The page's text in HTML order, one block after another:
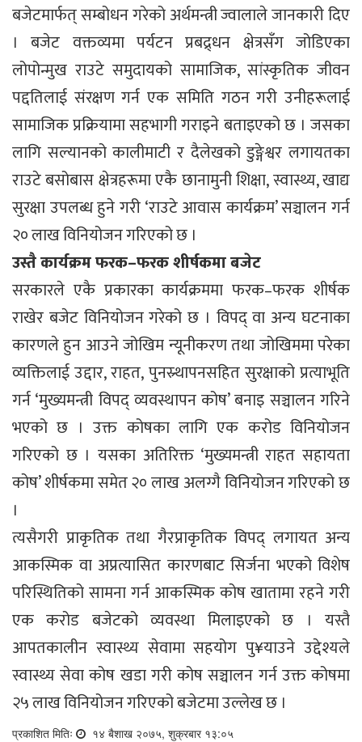
बजेटमार्फत् सम्बोधन गरेको अर्थमन्त्री ज्वालाले जानकारी दिए
। बजेट वक्तव्यमा पर्यटन प्रबद्र्धन क्षेत्रसँग जोडिएका
लोपोन्मुख राउटे समुदायको सामाजिक, सांस्कृतिक जीवन
पद्दतिलाई संरक्षण गर्न एक समिति गठन गरी उनीहरूलाई
सामाजिक प्रक्रियामा सहभागी गराइने बताइएको छ । जसका
लागि सल्यानको कालीमाटी र दैलेखको डुङ्गेश्वर लगायतका
राउटे बसोबास क्षेत्रहरूमा एकै छानामुनी शिक्षा, स्वास्थ्य, खाद्य
सुरक्षा उपलब्ध हुने गरी ‘राउटे आवास कार्यक्रम’ सञ्चालन गर्न
२० लाख विनियोजन गरिएको छ ।
उस्तै कार्यक्रम फरक–फरक शीर्षकमा बजेट
सरकारले एकै प्रकारका कार्यक्रममा फरक–फरक शीर्षक
राखेर बजेट विनियोजन गरेको छ । विपद् वा अन्य घटनाका
कारणले हुन आउने जोखिम न्यूनीकरण तथा जोखिममा परेका
व्यक्तिलाई उद्दार, राहत, पुनस्र्थापनसहित सुरक्षाको प्रत्याभूति
गर्न ‘मुख्यमन्त्री विपद् व्यवस्थापन कोष’ बनाइ सञ्चालन गरिने
भएको छ । उक्त कोषका लागि एक करोड विनियोजन
गरिएको छ । यसका अतिरिक्त ‘मुख्यमन्त्री राहत सहायता
कोष’ शीर्षकमा समेत २० लाख अलग्गै विनियोजन गरिएको छ
।
त्यसैगरी प्राकृतिक तथा गैरप्राकृतिक विपद् लगायत अन्य
आकस्मिक वा अप्रत्यासित कारणबाट सिर्जना भएको विशेष
परिस्थितिको सामना गर्न आकस्मिक कोष खातामा रहने गरी
एक करोड बजेटको व्यवस्था मिलाइएको छ । यस्तै
आपतकालीन स्वास्थ्य सेवामा सहयोग पु¥याउने उद्देश्यले
स्वास्थ्य सेवा कोष खडा गरी कोष सञ्चालन गर्न उक्त कोषमा
२५ लाख विनियोजन गरिएको बजेटमा उल्लेख छ ।
प्रकाशित मितिः १४ बैशाख २०७५, शुक्रबार १३:०५